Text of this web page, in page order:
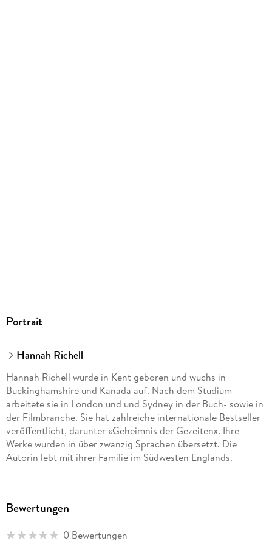
Portrait
Hannah Richell
Hannah Richell wurde in Kent geboren und wuchs in
Buckinghamshire und Kanada auf. Nach dem Studium
arbeitete sie in London und und Sydney in der Buch- sowie in
der Filmbranche. Sie hat zahlreiche internationale Bestseller
veröffentlicht, darunter «Geheimnis der Gezeiten». Ihre
Werke wurden in über zwanzig Sprachen übersetzt. Die
Autorin lebt mit ihrer Familie im Südwesten Englands.
Regensburg. Zu den von ihr übertragenen Autor:innen zählen
Bewertungen
0 Bewertungen